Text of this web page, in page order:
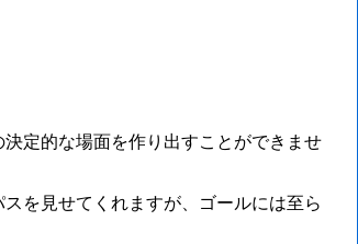
定的な場面を作り出すことができませ
を見せてくれますが、ゴールには至ら